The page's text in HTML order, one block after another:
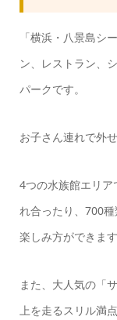
「横浜・八景島シ
ン、レストラン、
パークです。
お子さん連れで外
4つの水族館エリ
れ合ったり、700
楽しみ方ができます
また、大人気の「
上を走るスリル満